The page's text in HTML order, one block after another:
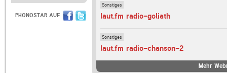
PHONOSTAR AUF
Sonstiges
laut.fm radio-goliath
Sonstiges
laut.fm radio-chanson-2
Mehr